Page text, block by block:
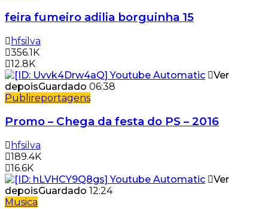
feira fumeiro adilia borguinha 15
hfsilva
356.1K
12.8K
Ver
depoisGuardado 06:38
Publireportagens
Promo – Chega da festa do PS – 2016
hfsilva
189.4K
16.6K
Ver
depoisGuardado 12:24
Musica